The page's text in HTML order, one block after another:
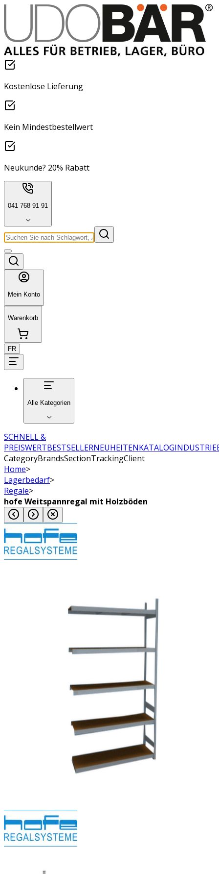
Kostenlose Lieferung
Kein Mindestbestellwert
Neukunde? 20% Rabatt
041 768 91 91
Mein Konto
Warenkorb
FR
Alle Kategorien
SCHNELL &
PREISWERTBESTSELLERNEUHEITENKATALOG
CategoryBrandsSectionTrackingClient
Home>
Lagerbedarf>
Regale>
hofe Weitspannregal mit Holzböden